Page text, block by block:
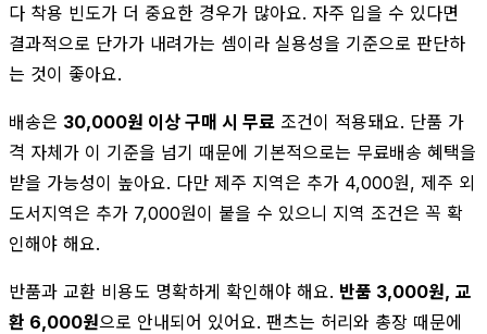
다 착용 빈도가 더 중요한 경우가 많아요. 자주 입을 수 있다면
결과적으로 단가가 내려가는 셈이라 실용성을 기준으로 판단하
는 것이 좋아요.
배송은 30,000원 이상 구매 시 무료 조건이 적용돼요. 단품 가
격 자체가 이 기준을 넘기 때문에 기본적으로는 무료배송 혜택을
받을 가능성이 높아요. 다만 제주 지역은 추가 4,000원, 제주 외
도서지역은 추가 7,000원이 붙을 수 있으니 지역 조건은 꼭 확
인해야 해요.
반품과 교환 비용도 명확하게 확인해야 해요. 반품 3,000원, 교
환 6,000원으로 안내되어 있어요. 팬츠는 허리와 총장 때문에